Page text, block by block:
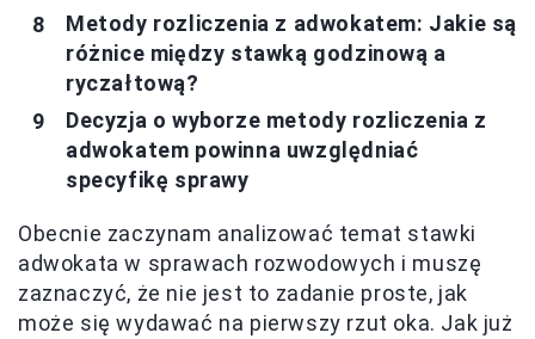
Metody rozliczenia z adwokatem: Jakie są
różnice między stawką godzinową a
ryczałtową?
Decyzja o wyborze metody rozliczenia z
adwokatem powinna uwzględniać
specyfikę sprawy
Obecnie zaczynam analizować temat stawki
adwokata w sprawach rozwodowych i muszę
zaznaczyć, że nie jest to zadanie proste, jak
może się wydawać na pierwszy rzut oka. Jak już